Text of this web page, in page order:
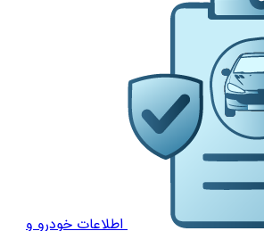
اطلاعات خودرو و